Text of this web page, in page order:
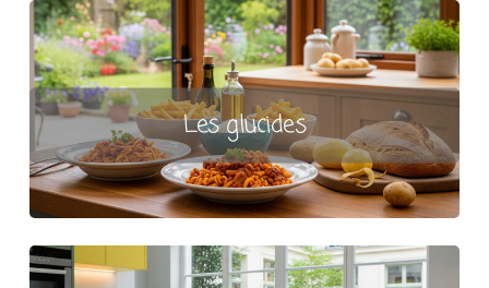
Les glucides